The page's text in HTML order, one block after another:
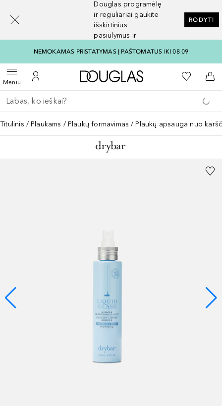
Douglas programėlę
ir reguliariai gaukite
išskirtinius
pasiūlymus ir
RODYTI
NEMOKAMAS PRISTATYMAS Į PAŠTOMATUS IKI 08 09
MeniuAtidaryti meniuĮ mano paskyrą
Į Douglas pagrindinį
Į mano
Į
Grįžk atgal
Vykdykite paiešką
Titulinis Plaukams Plaukų formavimas Plaukų apsauga nuo
[navigation.slideout.screenreader]